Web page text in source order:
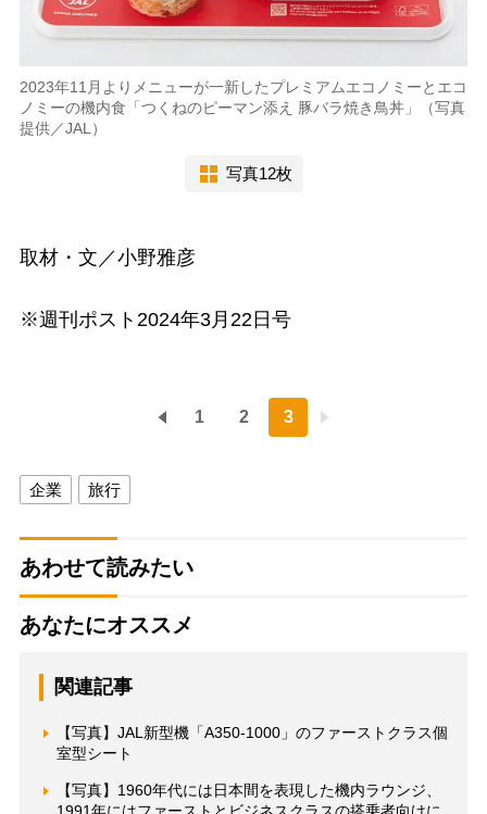
2023年11月よりメニューが一新したプレミアムエコノミーとエコ
ノミーの機内食「つくねのピーマン添え 豚バラ焼き鳥丼」（写真
提供／JAL）
写真12枚
取材・文／小野雅彦
※週刊ポスト2024年3月22日号
1 2 3
企業 旅行
あわせて読みたい
あなたにオススメ
関連記事
【写真】JAL新型機「A350-1000」のファーストクラス個
室型シート
【写真】1960年代には日本間を表現した機内ラウンジ、